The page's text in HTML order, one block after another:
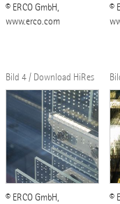
© ERCO GmbH,
www.erco.com
©
Bild 4 / Download HiRes
© ERCO GmbH,
©